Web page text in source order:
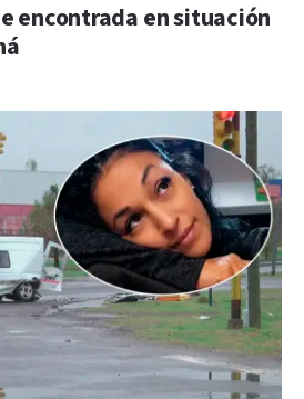
encontrada en situación